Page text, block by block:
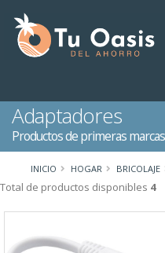
Adaptadores
Productos de primeras
INICIO HOGAR BRICOLAJE
Total de productos disponibles 4